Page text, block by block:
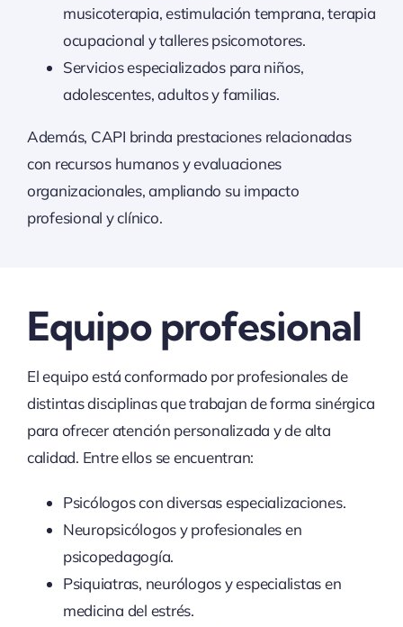
musicoterapia, estimulación temprana, terapia
ocupacional y talleres psicomotores.
Servicios especializados para niños,
adolescentes, adultos y familias.
Además, CAPI brinda prestaciones relacionadas
con recursos humanos y evaluaciones
organizacionales, ampliando su impacto
profesional y clínico.
Equipo profesional
El equipo está conformado por profesionales de
distintas disciplinas que trabajan de forma sinérgica
para ofrecer atención personalizada y de alta
calidad. Entre ellos se encuentran:
Psicólogos con diversas especializaciones.
Neuropsicólogos y profesionales en
psicopedagogía.
Psiquiatras, neurólogos y especialistas en
medicina del estrés.